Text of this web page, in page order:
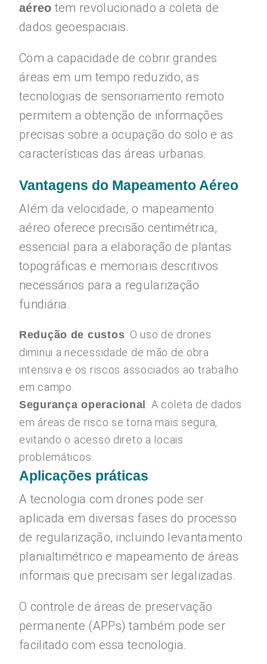
aéreo tem revolucionado a coleta de
dados geoespaciais.
Com a capacidade de cobrir grandes
áreas em um tempo reduzido, as
tecnologias de sensoriamento remoto
permitem a obtenção de informações
precisas sobre a ocupação do solo e as
características das áreas urbanas.
Vantagens do Mapeamento Aéreo
Além da velocidade, o mapeamento
aéreo oferece precisão centimétrica,
essencial para a elaboração de plantas
topográficas e memoriais descritivos
necessários para a regularização
fundiária.
Redução de custos: O uso de drones
diminui a necessidade de mão de obra
intensiva e os riscos associados ao trabalho
em campo.
Segurança operacional : A coleta de dados
em áreas de risco se torna mais segura,
evitando o acesso direto a locais
problemáticos.
Aplicações práticas
A tecnologia com drones pode ser
aplicada em diversas fases do processo
de regularização, incluindo levantamento
planialtimétrico e mapeamento de áreas
informais que precisam ser legalizadas.
O controle de áreas de preservação
permanente (APPs) também pode ser
facilitado com essa tecnologia.